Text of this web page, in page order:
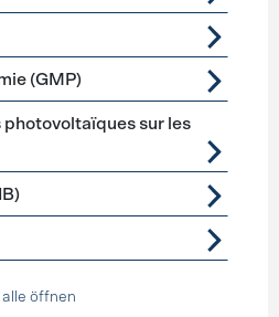
(GMP)
photovoltaïques sur les
alle öffnen